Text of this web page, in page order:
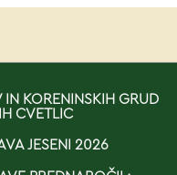
VAŠA KOŠARICA JE
KORENINSKIH GRUD
CVETLIC
JESENI 2026